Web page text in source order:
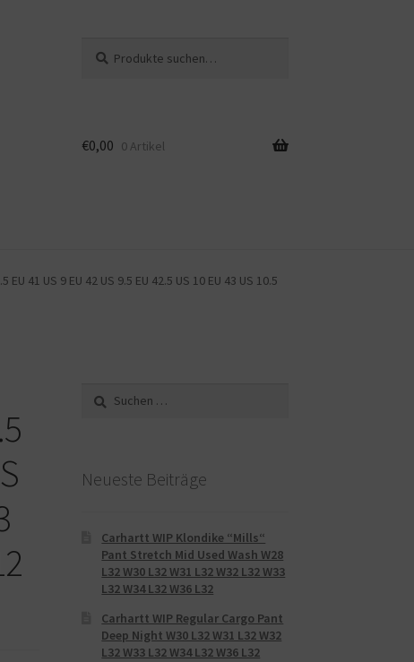
nach:
€0,00 0 Artikel
41 US 9 EU 42 US 9.5 EU 42.5 US 10 EU 43 US 10.5
nach:
Neueste Beiträge
Carhartt WIP Klondike “Mills“
Pant Stretch Mid Used Wash W28
L32 W30 L32 W31 L32 W32 L32 W33
L32 W34 L32 W36 L32
Carhartt WIP Regular Cargo Pant
Deep Night W30 L32 W31 L32 W32
L32 W33 L32 W34 L32 W36 L32